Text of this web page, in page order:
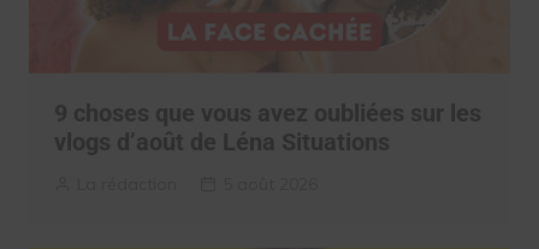
9 choses que vous avez oubliées sur les
vlogs d’août de Léna Situations